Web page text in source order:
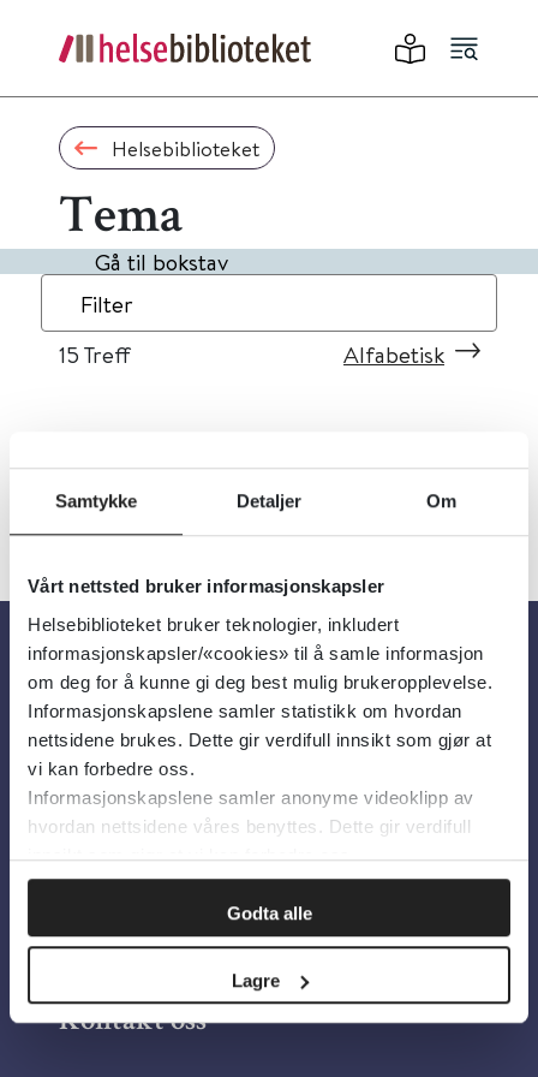
Samtykke Detaljer Om
Vårt nettsted bruker informasjonskapsler
Helsebiblioteket bruker teknologier, inkludert
informasjonskapsler/«cookies» til å samle informasjon
om deg for å kunne gi deg best mulig brukeropplevelse.
Informasjonskapslene samler statistikk om hvordan
nettsidene brukes. Dette gir verdifull innsikt som gjør at
vi kan forbedre oss.
Informasjonskapslene samler anonyme videoklipp av
hvordan nettsidene våres benyttes. Dette gir verdifull
innsikt som gjør at vi kan forbedre oss.
Godta alle
Lagre
Helsebiblioteket
Tema
Gå til bokstav
Filter
15 Treff Alfabetisk
« 1
Om oss
Om Helsebiblioteket
Personvern og informasjonskapsler
Tilgjengelighetserklæring
Information in English
Bilder fra Colourbox.com
Kontakt oss